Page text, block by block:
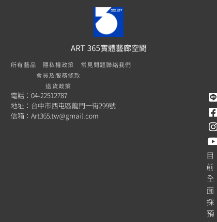
ART 365實體藝廊空間
所有藝品
隱私權政策
會員及服務條款
退貨政策
常見問題聯絡我們
電話：04-22512787
地址：台中市西屯區龍門一街299號
信箱：Art365.tw@gmail.com
目
前
全
面
採
預